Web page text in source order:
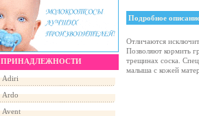
ПРИНАДЛЕЖНОСТИ
Adiri
Ardo
Avent
Подробное
Отличаются
Позволяют кормить
трещинах соска.
малыша с кожей